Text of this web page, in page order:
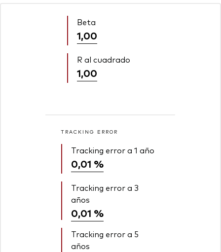
Beta
1,00
R al cuadrado
1,00
TRACKING ERROR
Tracking error a 1 año
0,01 %
Tracking error a 3
años
0,01 %
Tracking error a 5
años